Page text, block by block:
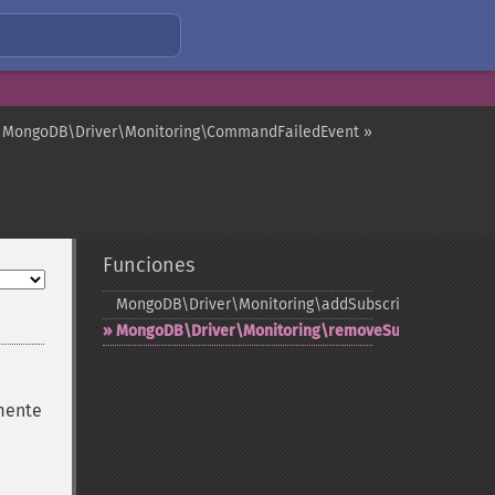
MongoDB\Driver\Monitoring\CommandFailedEvent »
Funciones
MongoDB\Driver\Monitoring\addSubscriber
MongoDB\Driver\Monitoring\removeSubscriber